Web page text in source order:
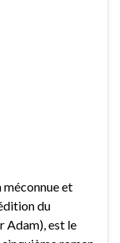
méconnue et
du
Adam), est le